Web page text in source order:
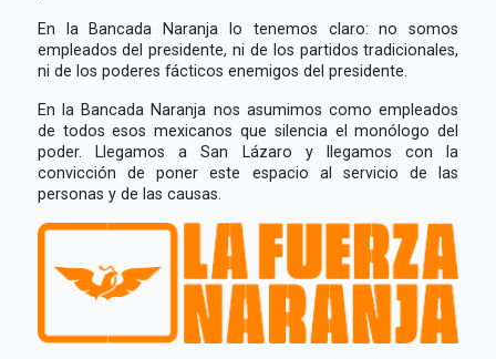
En la Bancada Naranja lo tenemos claro: no somos
empleados del presidente, ni de los partidos tradicionales,
ni de los poderes fácticos enemigos del presidente.
En la Bancada Naranja nos asumimos como empleados
de todos esos mexicanos que silencia el monólogo del
poder. Llegamos a San Lázaro y llegamos con la
convicción de poner este espacio al servicio de las
personas y de las causas.